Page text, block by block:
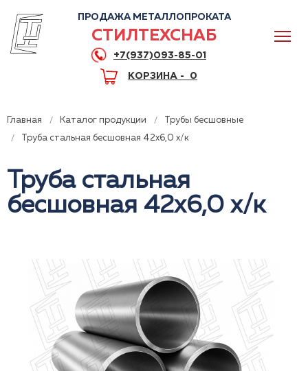
+7(937)093-85-01
ПРОДАЖА МЕТАЛЛОПРОКАТА
СТИЛТЕХСНАБ
+7(937)093-85-01
КОРЗИНА - 0
Главная Каталог продукции
Трубы бесшовные
Труба стальная бесшовная 42x6,0 х/к
Труба стальная
бесшовная 42x6,0 х/к